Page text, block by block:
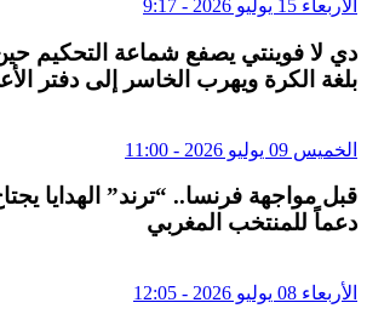
الأربعاء 15 يوليو 2026 - 9:17
دي لا فوينتي يصفع شماعة التحكيم
بلغة الكرة ويهرب الخاسر إلى دفتر
الخميس 09 يوليو 2026 - 11:00
قبل مواجهة فرنسا.. “ترند” الهدايا
دعماً للمنتخب المغربي
الأربعاء 08 يوليو 2026 - 12:05